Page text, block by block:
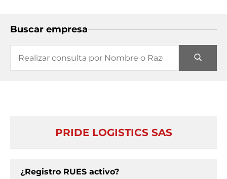
Buscar empresa
PRIDE LOGISTICS SAS
¿Registro RUES activo?